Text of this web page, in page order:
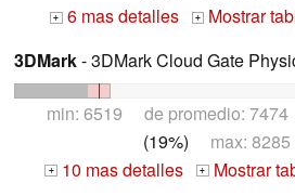
+ 6 mas detalles +
Mostrar
3DMark- 3DMark Cloud Gate
min: 6519 de promedio:
(19%) max: 8285
+ 10 mas detalles + Mostrar